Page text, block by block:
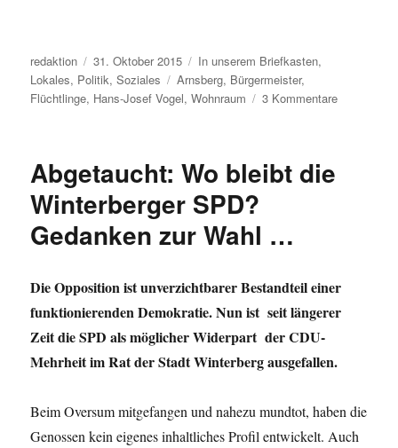
Autor
redaktion
Veröffentlicht
am
31. Oktober 2015 Kategorien
In unserem Briefkasten,
Lokales, Politik,Soziales Schlagwörter
Arnsberg, Bürgermeister,
Flüchtlinge, Hans-Josef Vogel,Wohnraum 3 Kommentarezu
Häuser
Wohnraum
Abgetaucht: Wo bleibt die
Winterberger SPD?
Gedanken zur Wahl …
Die Opposition ist unverzichtbarer Bestandteil einer
funktionierenden Demokratie. Nun ist seit längerer
Zeit die SPD als möglicher Widerpart der CDU-
Mehrheit im Rat der Stadt Winterberg ausgefallen.
Beim Oversum mitgefangen und nahezu mundtot, haben die
Genossen kein eigenes inhaltliches Profil entwickelt. Auch